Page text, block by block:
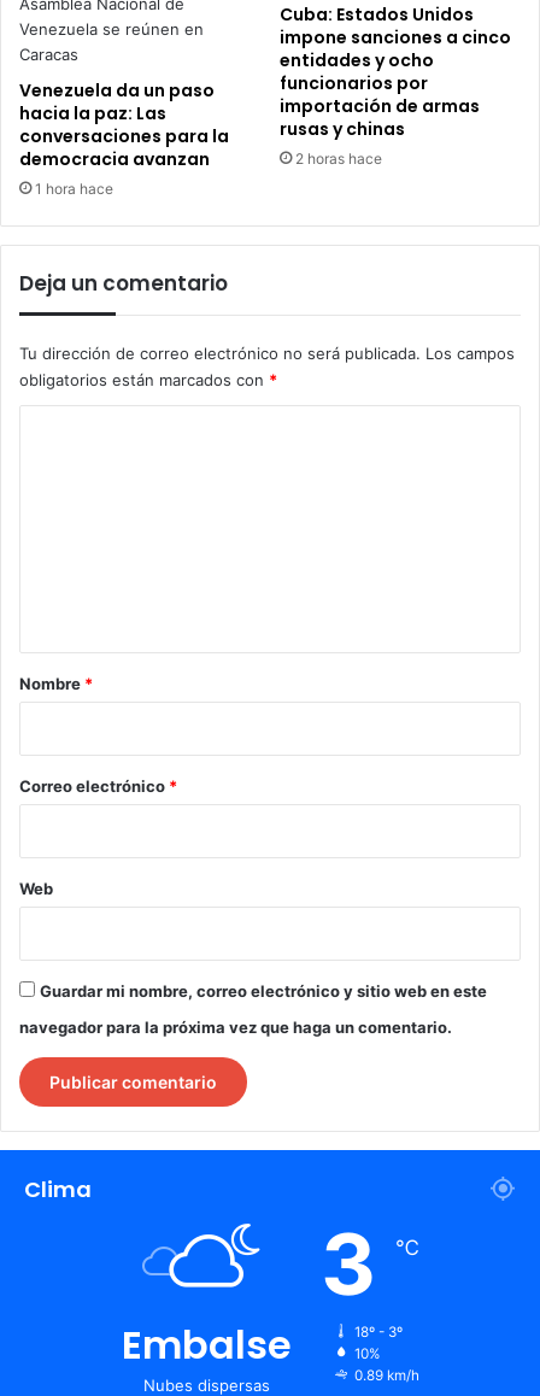
Venezuela da un paso
hacia la paz: Las
conversaciones para la
democracia avanzan
1 hora hace
Cuba: Estados Unidos
impone sanciones a cinco
entidades y ocho
funcionarios por
importación de armas
rusas y chinas
2 horas hace
Deja un comentario
Tu dirección de correo electrónico no será publicada. Los campos
obligatorios están marcados con *
r
*
Nombre *
Correo electrónico *
Web
Guardar mi nombre, correo electrónico y sitio web en este
navegador para la próxima vez que haga un comentario.
Clima
Embalse
Nubes dispersas
3 ℃
18º - 3º
10%
0.89 km/h